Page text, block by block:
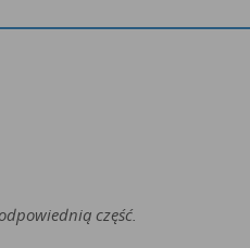
część.